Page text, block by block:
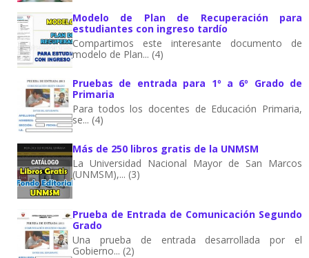
Modelo de Plan de Recuperación para
estudiantes con ingreso tardío
Compartimos este interesante documento de
modelo de Plan... (4)
Pruebas de entrada para 1º a 6º Grado de
Primaria
Para todos los docentes de Educación Primaria,
se... (4)
Más de 250 libros gratis de la UNMSM
La Universidad Nacional Mayor de San Marcos
(UNMSM),... (3)
Prueba de Entrada de Comunicación Segundo
Grado
Una prueba de entrada desarrollada por el
Gobierno... (2)